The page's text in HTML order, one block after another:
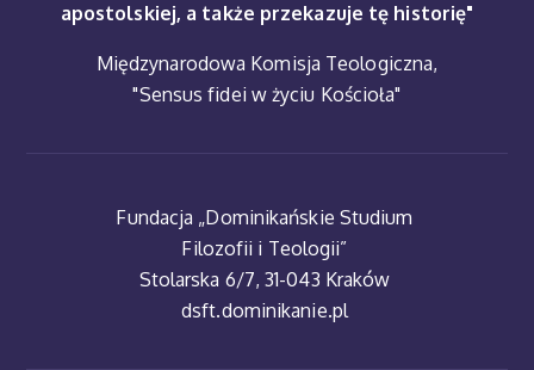
apostolskiej, a także przekazuje tę historię"
Międzynarodowa Komisja Teologiczna,
"Sensus fidei w życiu Kościoła"
Fundacja „Dominikańskie Studium
Filozofii i Teologii”
Stolarska 6/7, 31-043 Kraków
dsft.dominikanie.pl